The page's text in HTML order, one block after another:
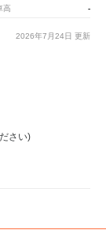
高 -
2026年7月24日 更新
さい)